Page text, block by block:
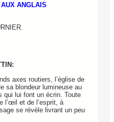
ANGLAIS
axes routiers, l’église de
sa blondeur lumineuse au
qui lui font un écrin. Toute
l’œil et de l’esprit, à
se révèle livrant un peu